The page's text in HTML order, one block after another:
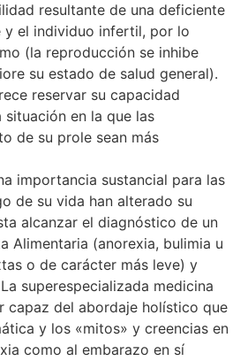
resultante de una deficiente
y el individuo infertil, por lo
(la reproducción se inhibe
su estado de salud general).
reservar su capacidad
en la que las
de su prole sean más
importancia sustancial para las
de su vida han alterado su
alcanzar el diagnóstico de un
Alimentaria (anorexia, bulimia u
o de carácter más leve) y
superespecializada medicina
capaz del abordaje holístico que
y los «mitos» y creencias en
como al embarazo en sí